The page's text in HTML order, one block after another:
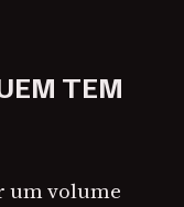
TEM
um volume